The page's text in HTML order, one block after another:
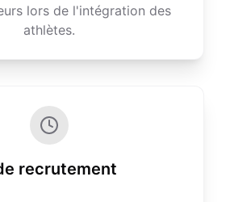
lors de l'intégration des
athlètes.
recrutement